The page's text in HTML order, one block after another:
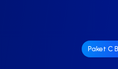
Paket C